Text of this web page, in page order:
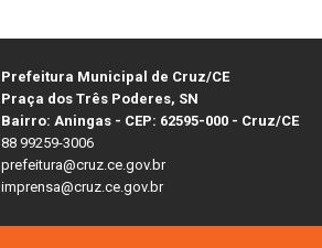
Prefeitura Municipal de Cruz/CE
Praça dos Três Poderes, SN
Bairro: Aningas - CEP: 62595-000 - Cruz/CE
88 99259-3006
prefeitura@cruz.ce.gov.br
imprensa@cruz.ce.gov.br